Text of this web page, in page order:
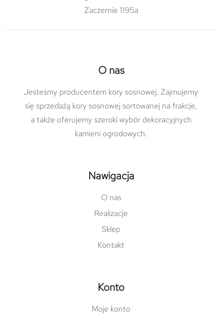
Zaczernie 1195a
O nas
Jesteśmy producentem kory sosnowej. Zajmujemy
się sprzedażą kory sosnowej sortowanej na frakcje,
a także oferujemy szeroki wybór dekoracyjnych
kamieni ogrodowych.
Nawigacja
O nas
Realizacje
Sklep
Kontakt
Konto
Moje konto